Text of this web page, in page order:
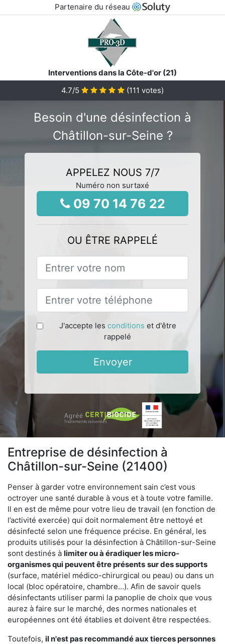
Partenaire du réseau
Interventions dans la Côte-d'or (21)
4.7/5 (111 votes)
Besoin d'une désinfection à
Châtillon-sur-Seine ?
APPELEZ NOUS 7/7
Numéro non surtaxé
09 70 14 76 22
OU ÊTRE RAPPELÉ
J'accepte les conditions et d'être
rappelé
Envoyer
Entreprise de désinfection à
Châtillon-sur-Seine (21400)
Penser à garder votre environnement sain c’est vous
octroyer une santé durable à vous et à toute votre famille.
Il en est de même pour votre lieu de travail (en fonction de
l’activité exercée) qui doit normalement être nettoyé et
désinfecté selon une fréquence précise. En général, les
produits utilisés pour la désinfection à Châtillon-sur-Seine
sont destinés à limiter ou à éradiquer les micro-
organismes qui peuvent être présents sur des supports
(surface, matériel médico-chirurgical ou peau) ou dans un
local (bloc opératoire, chambre…). Afin de savoir quels
désinfectants utiliser parmi la panoplie de choix que vous
aurez à faire sur le marché, des normes nationales et
européennes ont été établies et doivent être respectées.
Toutefois, il n'est pas recommandé aux tierces personnes